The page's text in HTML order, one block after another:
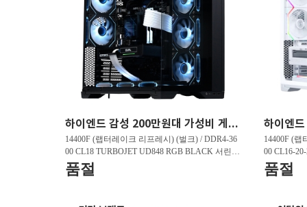
하이엔드 감성 200만원대 가성비 게이밍PC HY263 FHD 리그오브레전드 200 프레임 , 발로란트 240 프레임 , 배틀그라운드 150 프레임
14400F (랩터레이크 리프레시) (벌크) / DDR4-36
00 CL18 TURBOJET UD848 RGB BLACK 서린 (3
2GB(16Gx2)) / B760M DS3H D4 제이씨현 / 지포
스 RTX 5060 DUAL OC D7 8GB 이엠텍 / CRAS
품절
14400F (랩
00 CL16-
5060
품절